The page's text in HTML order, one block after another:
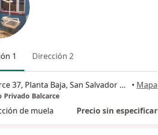
1 Dirección 2
Balcarce 37, Planta Baja, San Salvador de Jujuy, San Salvador de Jujuy • Mapa
Privado Balcarce
de muela Precio sin especificar